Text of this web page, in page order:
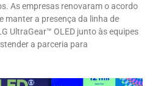
As empresas renovaram o acordo
manter a presença da linha de
UltraGear™ OLED junto às equipes
a parceria para